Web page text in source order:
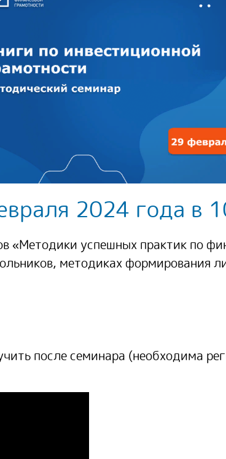
2024 года в
«Методики успешных практик по
методиках формирования
после семинара (необходима